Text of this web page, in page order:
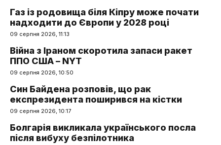
Газ із родовища біля Кіпру може почати
надходити до Європи у 2028 році
09 серпня 2026, 11:13
Війна з Іраном скоротила запаси ракет
ППО США – NYT
09 серпня 2026, 10:50
Син Байдена розповів, що рак
експрезидента поширився на кістки
09 серпня 2026, 10:17
Болгарія викликала українського посла
після вибуху безпілотника